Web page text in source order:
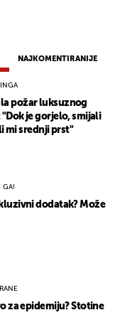
NAJKOMENTIRANIJE
požar luksuznog
je gorjelo, smijali
mi srednji prst"
GA!
dodatak? Može
za epidemiju? Stotine